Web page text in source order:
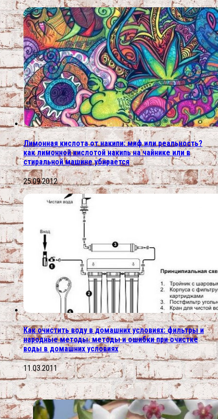
Лимонная кислота от накипи: миф или реальность?
как лимонной кислотой накипь на чайнике или в
стиральной машине убирается
25.09.2012
Как очистить воду в домашних условиях: фильтры и
народные методы. методы и ошибки при очистке
воды в домашних условиях
11.03.2011